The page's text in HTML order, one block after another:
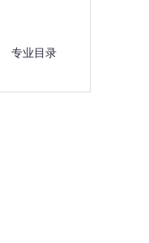
专业目录